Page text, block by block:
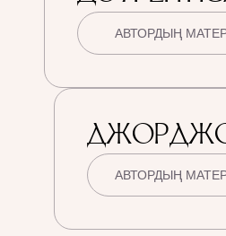
АВТОРДЫҢ
АВТОРДЫҢ